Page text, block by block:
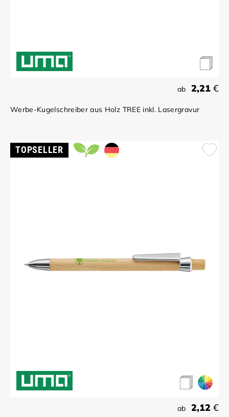
ab 2,21 €
Werbe-Kugelschreiber aus Holz TREE inkl. Lasergravur
TOPSELLER
ab 2,12 €